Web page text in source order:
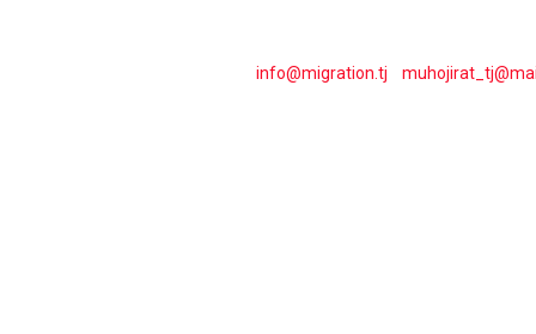
info@migration.tj